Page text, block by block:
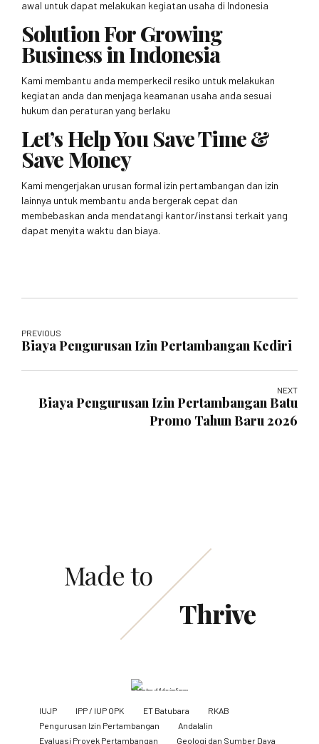
awal untuk dapat melakukan kegiatan usaha di Indonesia
Solution For Growing
Business in Indonesia
Kami membantu anda memperkecil resiko untuk melakukan
kegiatan anda dan menjaga keamanan usaha anda sesuai
hukum dan peraturan yang berlaku
Let’s Help You Save Time &
Save Money
Kami mengerjakan urusan formal izin pertambangan dan izin
lainnya untuk membantu anda bergerak cepat dan
membebaskan anda mendatangi kantor/instansi terkait yang
dapat menyita waktu dan biaya.
PREVIOUS
Biaya Pengurusan Izin Pertambangan Kediri
NEXT
Biaya Pengurusan Izin Pertambangan Batu
Promo Tahun Baru 2026
Made to
Thrive
IUJP IPP / IUP OPK ET Batubara
RKAB
Pengurusan Izin Pertambangan
Andalalin
Evaluasi Proyek Pertambangan
Geologi dan Sumber Daya